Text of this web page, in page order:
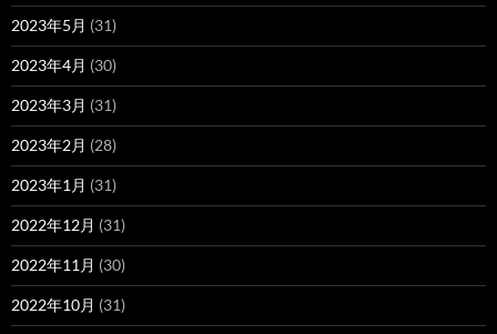
2023年5月 (31)
2023年4月 (30)
2023年3月 (31)
2023年2月 (28)
2023年1月 (31)
2022年12月 (31)
2022年11月 (30)
2022年10月 (31)